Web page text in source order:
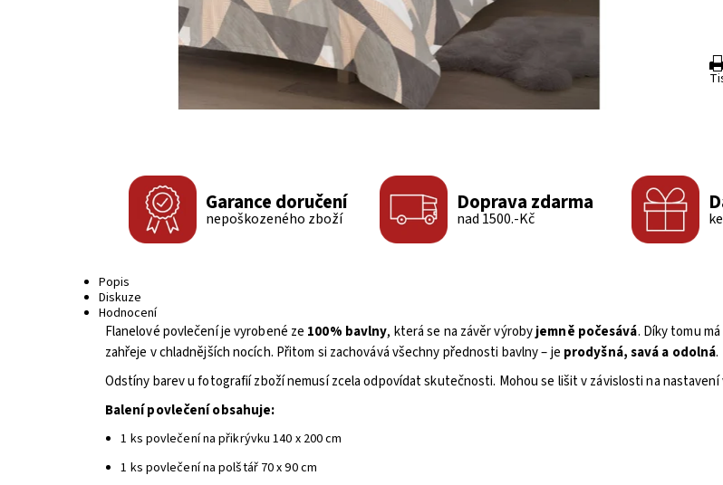
Garance doručení
nepoškozeného zboží
Doprava zdarma
nad 1500.-Kč
Popis
Diskuze
Hodnocení
Flanelové povlečení je vyrobené ze 100% bavlny, která se na závěr výrobyjemně počesává. Díky tomu
zahřeje v chladnějších nocích. Přitom si zachovává všechny přednosti bavlny – je prodyšná, savá a odolná.
Odstíny barev u fotografií zboží nemusí zcela odpovídat skutečnosti. Mohou se lišit v závislosti na nastavení
Balení povlečení obsahuje:
1 ks povlečení na přikrývku 140 x 200 cm
1 ks povlečení na polštář 70 x 90 cm